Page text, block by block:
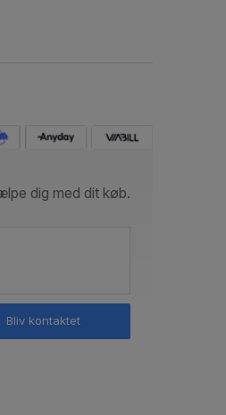
dig med dit køb.
Bliv kontaktet